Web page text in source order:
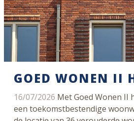
GOED WONEN II
16/07/2026 Met Goed Wonen II
een toekomstbestendige